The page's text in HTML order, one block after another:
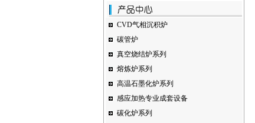
CVD气相沉积炉
碳管炉
真空烧结炉系列
熔炼炉系列
高温石墨化炉系列
感应加热专业成套设备
碳化炉系列